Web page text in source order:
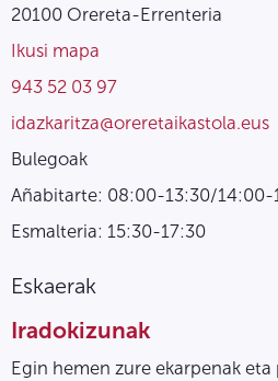
20100 Orereta-Errenteria
Ikusi mapa
943 52 03 97
idazkaritza@oreretaikastola.eus
Bulegoak
Añabitarte: 08:00-13:30/14:00-
Esmalteria: 15:30-17:30
Eskaerak
Iradokizunak
Egin hemen zure ekarpenak